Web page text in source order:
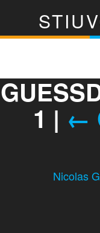
1 | ←
Nicolas